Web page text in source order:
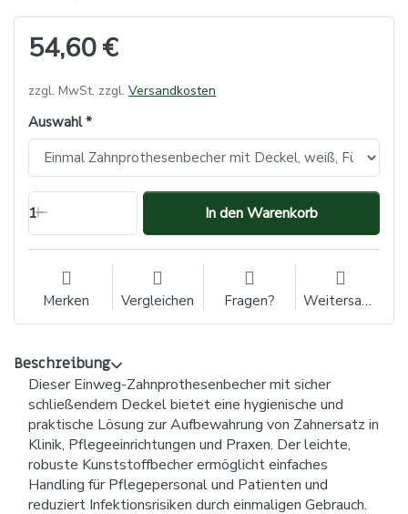
54,60 €
zzgl. MwSt. zzgl. Versandkosten
Auswahl
1 In den Warenkorb
Merken Vergleichen Fragen? Weitersagen
Beschreibung
Dieser Einweg-Zahnprothesenbecher mit sicher
schließendem Deckel bietet eine hygienische und
praktische Lösung zur Aufbewahrung von Zahnersatz in
Klinik, Pflegeeinrichtungen und Praxen. Der leichte,
robuste Kunststoffbecher ermöglicht einfaches
Handling für Pflegepersonal und Patienten und
reduziert Infektionsrisiken durch einmaligen Gebrauch.